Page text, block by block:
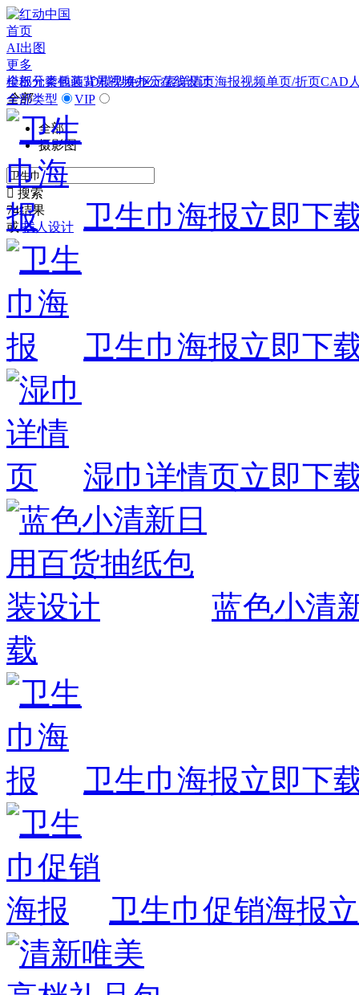
首页
AI出图
更多
模板元素插画背景视频办公在线设计
全部
全部
摄影图
 搜索
74结果
或 找人设计
全部分类包装3D模型免抠元素详情页海报视频单页/折页CAD
全部类型
VIP
卫生巾海报立即下
卫生巾海报立即下
湿巾详情页立即下
蓝色小清
载
卫生巾海报立即下
卫生巾促销海报